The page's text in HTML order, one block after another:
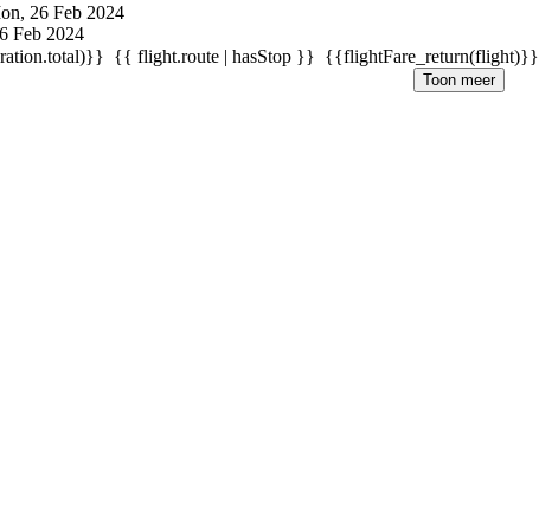
26 Feb 2024
Feb 2024
{{ flight.route | hasStop }} {{flightFare_return(flight)}}
Toon meer